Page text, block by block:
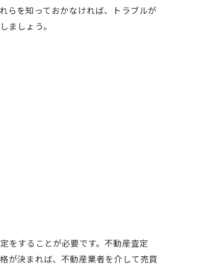
らを知っておかなければ、トラブルが
ましょう。
をすることが必要です。不動産査定
が決まれば、不動産業者を介して売買